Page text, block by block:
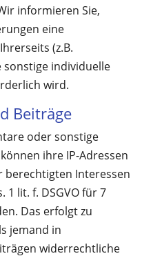
informieren Sie,
eine
(z.B.
sonstige individuelle
wird.
Beiträge
oder sonstige
ihre IP-Adressen
berechtigten Interessen
1 lit. f. DSGVO für 7
Das erfolgt zu
jemand in
widerrechtliche